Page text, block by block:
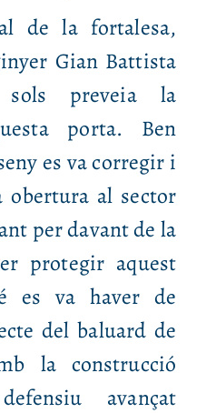
de la fortalesa,
Gian Battista
preveia la
porta. Ben
es va corregir i
obertura al sector
per davant de la
protegir aquest
es va haver de
del baluard de
la construcció
avançat